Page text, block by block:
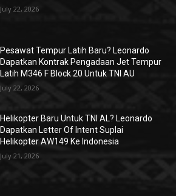
July 22, 2026
Pesawat Tempur Latih Baru? Leonardo
Dapatkan Kontrak Pengadaan Jet Tempur
Latih M346 F Block 20 Untuk TNI AU
July 22, 2026
Helikopter Baru Untuk TNI AL? Leonardo
Dapatkan Letter Of Intent Suplai
Helikopter AW149 Ke Indonesia
July 21, 2026